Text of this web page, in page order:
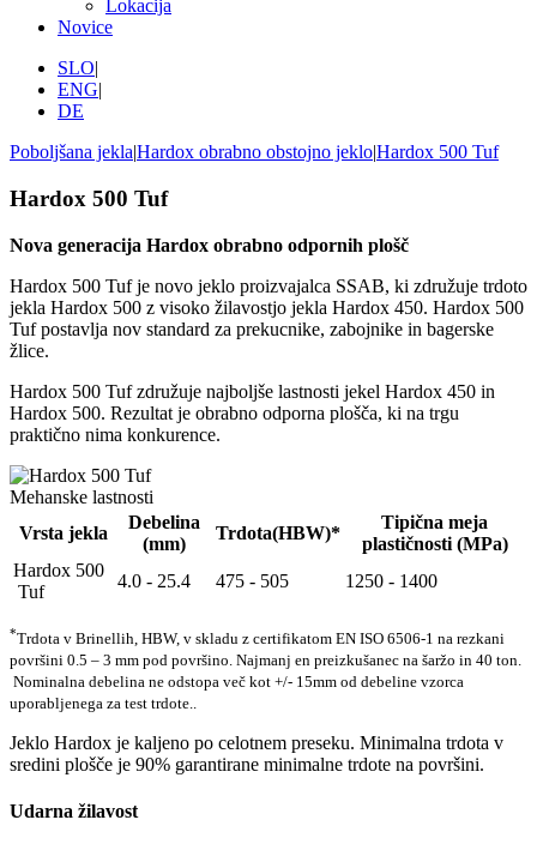
Lokacija
Novice
SLO|
ENG|
DE
Poboljšana jekla|Hardox obrabno obstojno jeklo|Hardox 500 Tuf
Hardox 500 Tuf
Nova generacija Hardox obrabno odpornih plošč
Hardox 500 Tuf je novo jeklo proizvajalca SSAB, ki združuje trdoto
jekla Hardox 500 z visoko žilavostjo jekla Hardox 450. Hardox 500
Tuf postavlja nov standard za prekucnike, zabojnike in bagerske
žlice.
Hardox 500 Tuf združuje najboljše lastnosti jekel Hardox 450 in
Hardox 500. Rezultat je obrabno odporna plošča, ki na trgu
praktično nima konkurence.
Mehanske lastnosti
Vrsta jekla
Debelina
(mm)
Trdota(HBW)*
Tipična meja
plastičnosti (MPa)
Hardox 500
Tuf
4.0 - 25.4 475 - 505 1250 - 1400
*Trdota v Brinellih, HBW, v skladu z certifikatom EN ISO 6506-1 na rezkani
površini 0.5 – 3 mm pod površino. Najmanj en preizkušanec na šaržo in 40 ton.
Nominalna debelina ne odstopa več kot +/- 15mm od debeline vzorca
uporabljenega za test trdote..
Jeklo Hardox je kaljeno po celotnem preseku. Minimalna trdota v
sredini plošče je 90% garantirane minimalne trdote na površini.
Udarna žilavost